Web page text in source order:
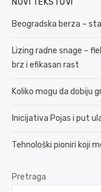
NOVI TEKSTOVI
Beogradska berza –
Lizing radne snage –
brz i efikasan rast
Koliko mogu da dobiju
Inicijativa Pojas i put
Tehnološki pioniri koji
Pretraga